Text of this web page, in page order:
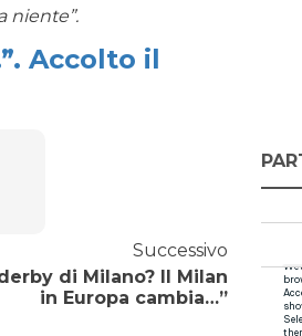
niente”.
Accolto il
Successivo
di Milano? Il Milan
in Europa cambia…”